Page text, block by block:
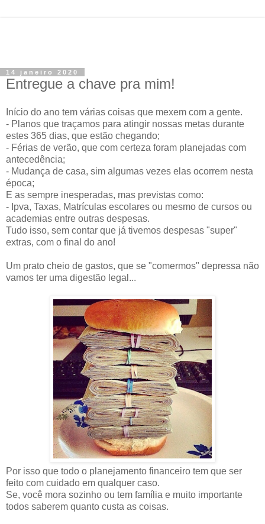
14 janeiro 2020
Entregue a chave pra mim!
Início do ano tem várias coisas que mexem com a gente.
- Planos que traçamos para atingir nossas metas durante
estes 365 dias, que estão chegando;
- Férias de verão, que com certeza foram planejadas com
antecedência;
- Mudança de casa, sim algumas vezes elas ocorrem nesta
época;
E as sempre inesperadas, mas previstas como:
- Ipva, Taxas, Matrículas escolares ou mesmo de cursos ou
academias entre outras despesas.
Tudo isso, sem contar que já tivemos despesas "super"
extras, com o final do ano!
Um prato cheio de gastos, que se "comermos" depressa não
vamos ter uma digestão legal...
Por isso que todo o planejamento financeiro tem que ser
feito com cuidado em qualquer caso.
Se, você mora sozinho ou tem família e muito importante
todos saberem quanto custa as coisas.